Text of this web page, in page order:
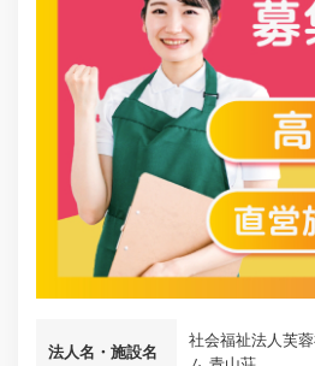
法人名・施設名
社会福祉法人芙